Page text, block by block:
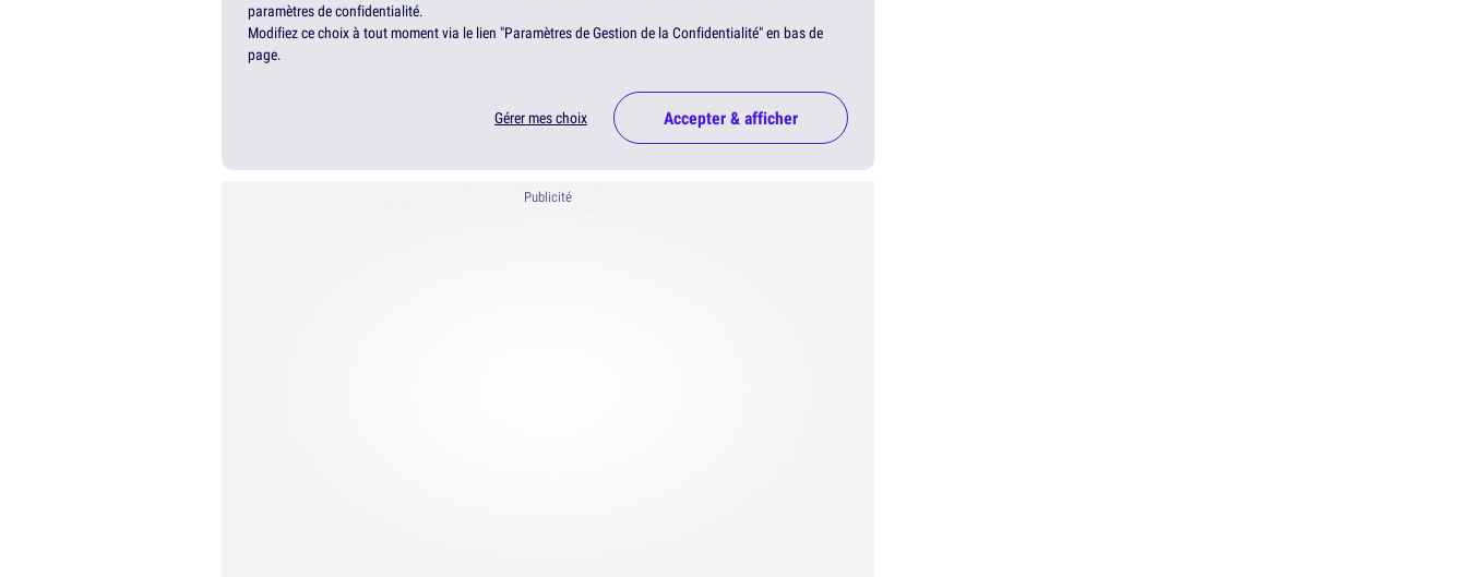
paramètres de confidentialité.
Modifiez ce choix à tout moment via le lien "Paramètres de Gestion de la Confidentialité" en bas de
page.
Gérer mes choix Accepter & afficher
Publicité